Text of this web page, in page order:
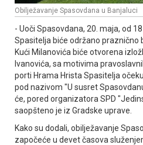
Obilježavanje Spasovdana u Banjaluci
- Uoči Spasovdana, 20. maja, od
Spasitelja biće održano praznično
Kući Milanovića biće otvorena
Ivanovića, sa motivima
porti Hrama Hrista Spasitelja
pod nazivom "U susret
će, pored organizatora SPD
saopšteno je iz Gradske uprave.
Kako su dodali, obilježavanje
započeće u devet časova